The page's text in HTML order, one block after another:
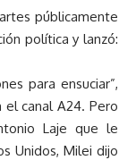
públicamente
política y lanzó:
para ensuciar”,
canal A24. Pero
Laje que le
Unidos, Milei dijo